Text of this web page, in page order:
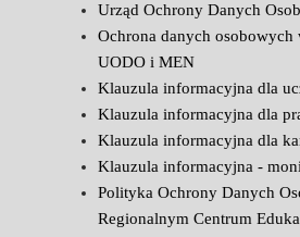
Urząd Ochrony Danych
Ochrona danych osobowych
UODO i MEN
Klauzula informacyjna dla
Klauzula informacyjna dla
Klauzula informacyjna dla
Klauzula informacyjna -
Polityka Ochrony Danych
Regionalnym Centrum